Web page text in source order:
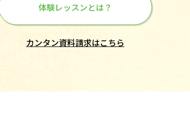
体験レッスンとは？
カンタン資料請求はこちら